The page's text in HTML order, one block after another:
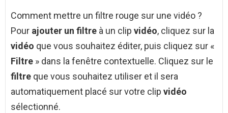
Comment mettre un filtre rouge sur une vidéo ?
Pour ajouter un filtre à un clip vidéo, cliquez sur la
vidéo que vous souhaitez éditer, puis cliquez sur «
Filtre » dans la fenêtre contextuelle. Cliquez sur le
filtre que vous souhaitez utiliser et il sera
automatiquement placé sur votre clip vidéo
sélectionné.